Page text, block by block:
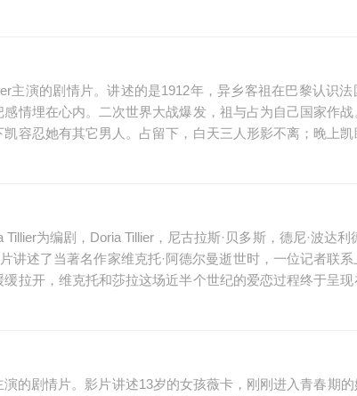
主演的剧情片。讲述的是1912年，异乡客祖在巴黎认识
情埋在心内。二次世界大战爆发，祖与占为自己国家作战
容忍她有其它男人。占留下，白天三人形影不离；晚上凯
为编剧，Doria Tillier，尼古拉斯·贝多斯，德尼·波达利
讲述了当著名作家维克托·阿德尔曼逝世时，一位记者联
拉开，维克托和莎拉这场近半个世纪的爱恋过程终于呈现
演的剧情片。影片讲述13岁的女孩薇卡，刚刚进入青春期